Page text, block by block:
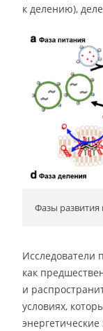
к делению),
Фазы развития
Исследователи
как
и
условиях,